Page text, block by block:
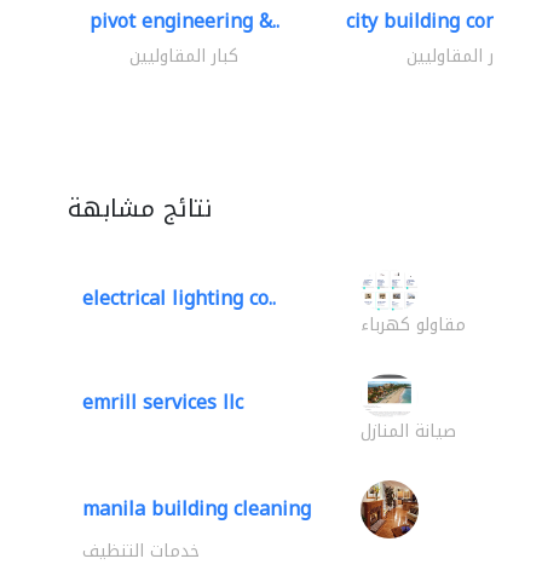
pivot engineering &..
كبار المقاوليين
city building
كبار المقاوليين
نتائج مشابهة
electrical lighting co..
مقاولو كهرباء
emrill services llc
صيانة المنازل
manila building cleaning
خدمات التنظيف